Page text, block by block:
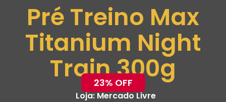
Pré Treino Max
Titanium Night
Train 300g
23% OFF
Loja:Mercado Livre